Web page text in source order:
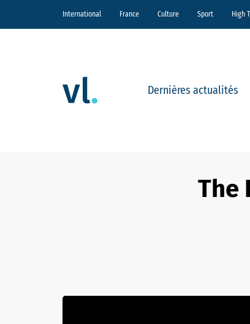
International France Culture Sport High
Dernières actualités
The